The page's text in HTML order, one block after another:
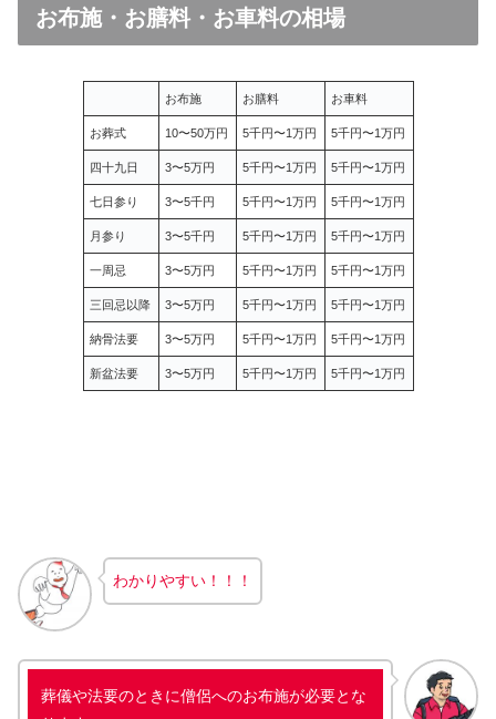
お布施・お膳料・お車料の相場
お布施 お膳料 お車料
お葬式 10〜50万円 5千円〜1万円 5千円〜1万円
四十九日 3〜5万円 5千円〜1万円 5千円〜1万円
七日参り 3〜5千円 5千円〜1万円 5千円〜1万円
月参り 3〜5千円 5千円〜1万円 5千円〜1万円
一周忌 3〜5万円 5千円〜1万円 5千円〜1万円
三回忌以降 3〜5万円 5千円〜1万円 5千円〜1万円
納骨法要 3〜5万円 5千円〜1万円 5千円〜1万円
新盆法要 3〜5万円 5千円〜1万円 5千円〜1万円
わかりやすい！！！
葬儀や法要のときに僧侶へのお布施が必要とな